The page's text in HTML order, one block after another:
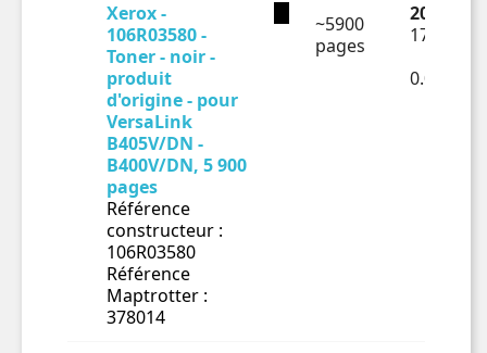
Xerox -
106R03580 -
Toner - noir -
produit
d'origine - pour
VersaLink
B405V/DN -
B400V/DN, 5 900
pages
Référence
constructeur :
106R03580
Référence
Maptrotter :
378014
~5900
pages
208.75 €
173.96 €